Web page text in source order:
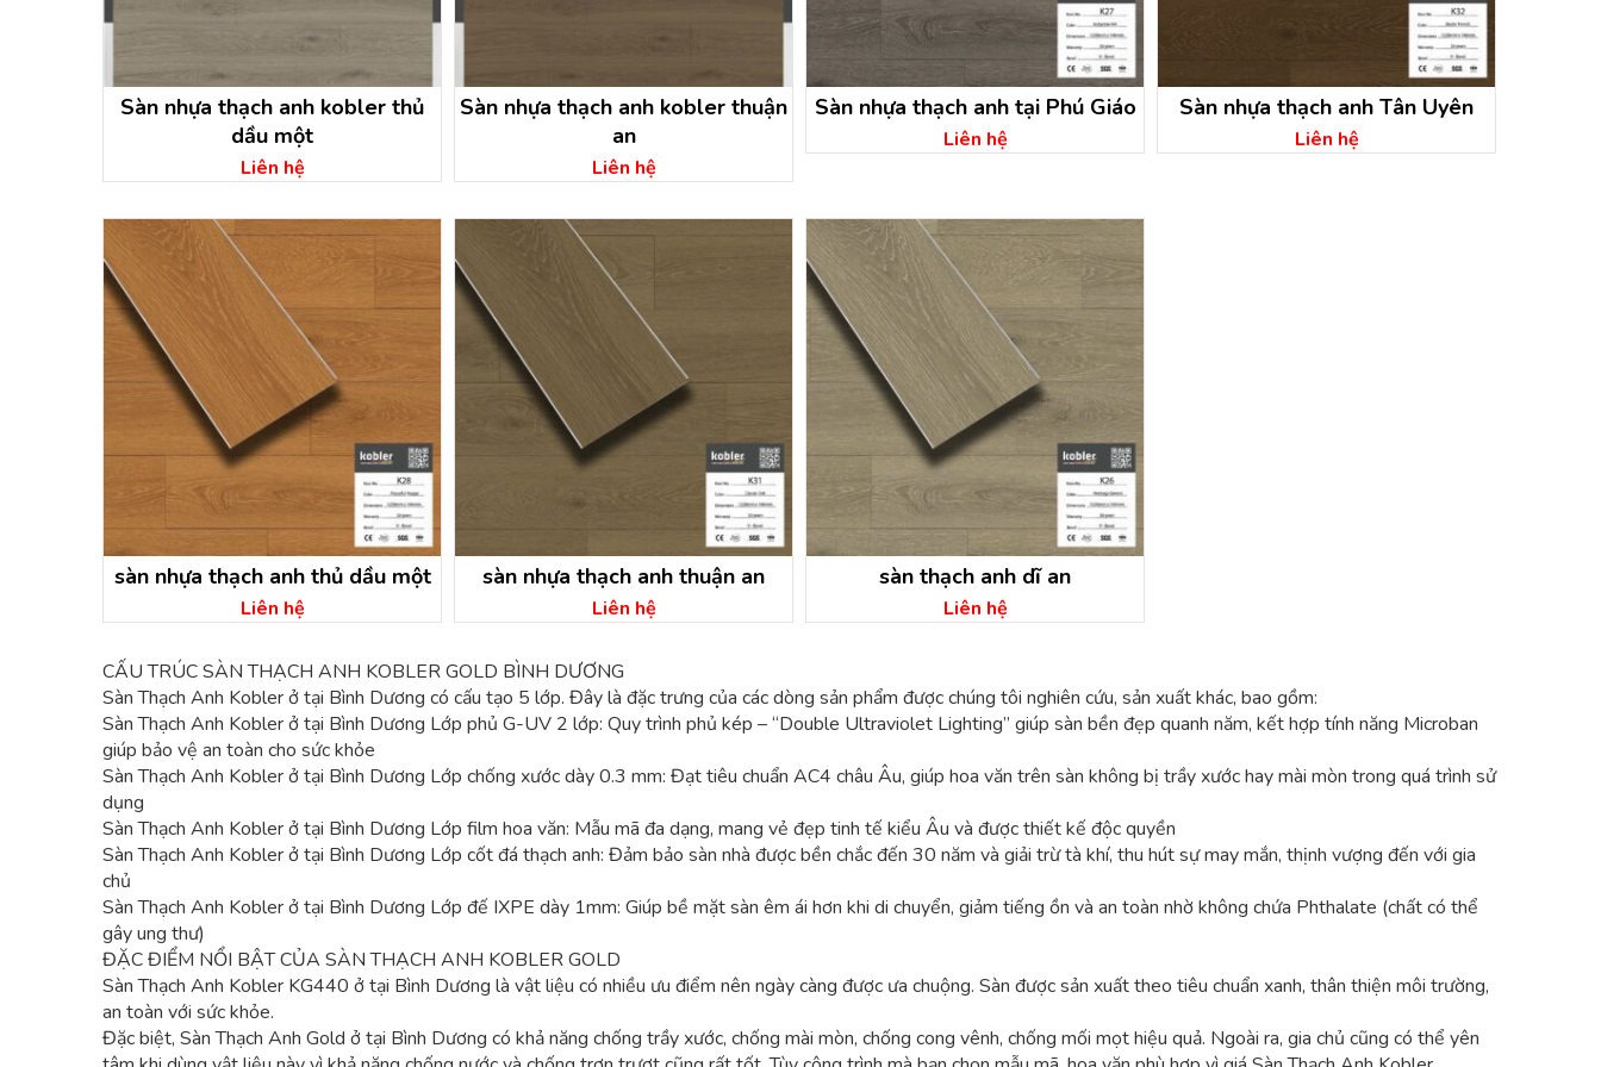
Sàn nhựa thạch anh kobler thủ
dầu một
Liên hệ
Sàn nhựa thạch anh kobler thuận
an
Liên hệ
Sàn nhựa thạch anh tại Phú Giáo
Liên hệ
Sàn nhựa thạch anh Tân Uyên
Liên hệ
sàn nhựa thạch anh thủ dầu một
Liên hệ
sàn nhựa thạch anh thuận an
Liên hệ
sàn thạch anh dĩ an
Liên hệ
CẤU TRÚC SÀN THẠCH ANH KOBLER GOLD BÌNH DƯƠNG
Sàn Thạch Anh Kobler ở tại Bình Dương có cấu tạo 5 lớp. Đây là đặc trưng của các dòng sản phẩm được chúng tôi nghiên cứu, sản xuất khác, bao gồm:
Sàn Thạch Anh Kobler ở tại Bình Dương Lớp phủ G-UV 2 lớp: Quy trình phủ kép – “Double Ultraviolet Lighting” giúp sàn bền đẹp quanh năm, kết hợp tính năng Microban
giúp bảo vệ an toàn cho sức khỏe
Sàn Thạch Anh Kobler ở tại Bình Dương Lớp chống xước dày 0.3 mm: Đạt tiêu chuẩn AC4 châu Âu, giúp hoa văn trên sàn không bị trầy xước hay mài mòn trong quá trình sử
dụng
Sàn Thạch Anh Kobler ở tại Bình Dương Lớp film hoa văn: Mẫu mã đa dạng, mang vẻ đẹp tinh tế kiểu Âu và được thiết kế độc quyền
Sàn Thạch Anh Kobler ở tại Bình Dương Lớp cốt đá thạch anh: Đảm bảo sàn nhà được bền chắc đến 30 năm và giải trừ tà khí, thu hút sự may mắn, thịnh vượng đến với gia
chủ
Sàn Thạch Anh Kobler ở tại Bình Dương Lớp đế IXPE dày 1mm: Giúp bề mặt sàn êm ái hơn khi di chuyển, giảm tiếng ồn và an toàn nhờ không chứa Phthalate (chất có thể
gây ung thư)
ĐẶC ĐIỂM NỔI BẬT CỦA SÀN THẠCH ANH KOBLER GOLD
Sàn Thạch Anh Kobler KG440 ở tại Bình Dương là vật liệu có nhiều ưu điểm nên ngày càng được ưa chuộng. Sàn được sản xuất theo tiêu chuẩn xanh, thân thiện môi trường,
an toàn với sức khỏe.
Đặc biệt, Sàn Thạch Anh Gold ở tại Bình Dương có khả năng chống trầy xước, chống mài mòn, chống cong vênh, chống mối mọt hiệu quả. Ngoài ra, gia chủ cũng có thể yên